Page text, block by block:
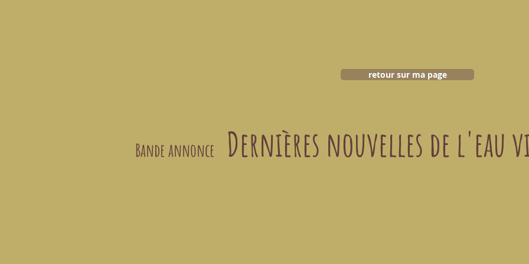
retour sur ma page
Bande annonce Dernières nouvelles de l'eau